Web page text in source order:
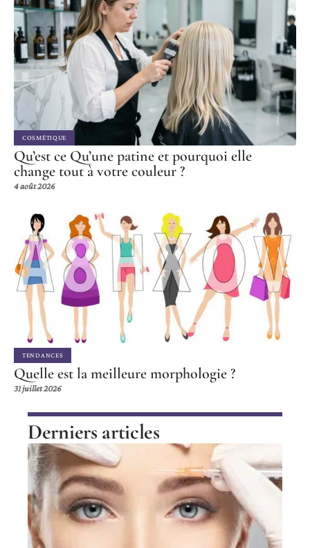
COSMÉTIQUE
Qu’est ce Qu’une patine et pourquoi elle
change tout à votre couleur ?
4 août 2026
TENDANCES
Quelle est la meilleure morphologie ?
31 juillet 2026
Derniers articles